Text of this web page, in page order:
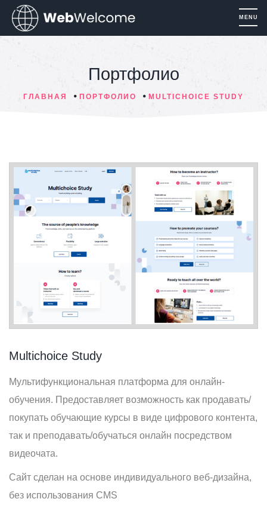
Портфолио
ГЛАВНАЯ ПОРТФОЛИО MULTICHOICE STUDY
Multichoice Study
Мультифункциональная платформа для онлайн-
обучения. Предоставляет возможность как продавать/
покупать обучающие курсы в виде цифрового контента,
так и преподавать/обучаться онлайн посредством
видеочата.
Сайт сделан на основе индивидуального веб-дизайна,
без использования CMS